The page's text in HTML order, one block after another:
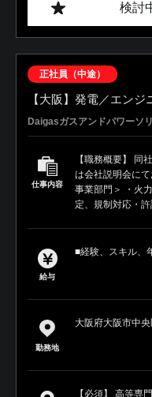
検討
正社員（中途）
【大阪】発電／エンジ
Daigasガスアンドパワーソ
仕事内容
【職務概要】 同
は会社説明会に
事業部門＞ ・火
定、規制対応・
給与
■経験、スキル、
勤務地
大阪府大阪市中
【必須】 高等専